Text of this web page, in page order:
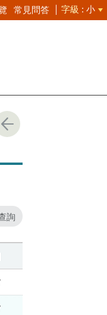
常見問答 字級 小
詢